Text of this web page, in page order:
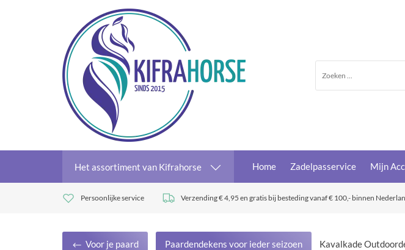
Het assortiment van Kifrahorse Home Zadelpasservice Mijn
Persoonlijke service Verzending € 4,95 en gratis bij besteding vanaf € 100,- binnen
Voor je paard Paardendekens voor ieder seizoen Kavalkade